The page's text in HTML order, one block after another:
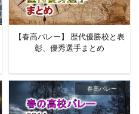
【春高バレー】 歴代優勝校と表
彰、優秀選手まとめ
春高バレー